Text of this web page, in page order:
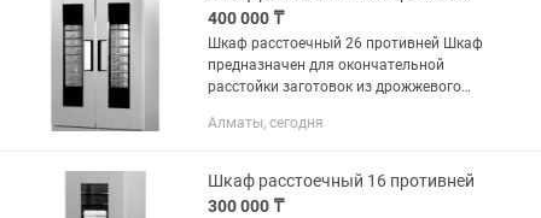
400 000 ₸
Шкаф расстоечный 26 противней Шкаф
предназначен для окончательной
расстойки заготовок из дрожжевого
противней. Оснащен одной дверцей и
Алматы, сегодня
Шкаф расстоечный 16 противней
300 000 ₸